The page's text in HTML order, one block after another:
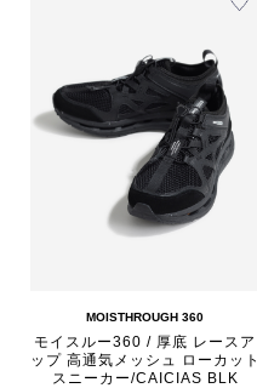
MOISTHROUGH 360
モイスルー360 / 厚底 レースア
ップ 高通気メッシュ ローカット
スニーカー/CAICIAS BLK